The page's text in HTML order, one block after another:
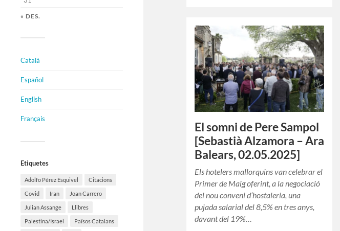
« DES.
Català
Español
English
Français
Etiquetes
Adolfo Pérez Esquivel Citacions
Covid Iran Joan Carrero
Julian Assange Llibres
Palestina/Israel Països Catalans
El somni de Pere Sampol
[Sebastià Alzamora – Ara
Balears, 02.05.2025]
Els hotelers mallorquins van celebrar el
Primer de Maig oferint, a la negociació
del nou conveni d’hostaleria, una
pujada salarial del 8,5% en tres anys,
davant del 19%…